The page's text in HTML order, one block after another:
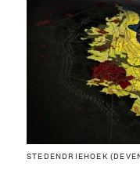
STEDENDRIEHOEK